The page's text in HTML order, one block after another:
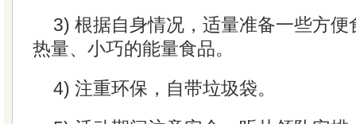
3) 根据自身情况，适量准备一些方
热量、小巧的能量食品。
4) 注重环保，自带垃圾袋。